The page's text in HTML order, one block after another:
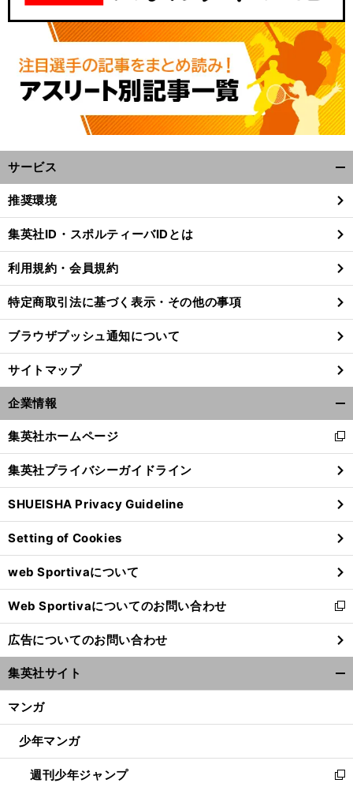
サービス
閉
る
推奨環境
集英社ID・スポルティーバIDとは
利用規約・会員規約
特定商取引法に基づく表示・その他の事項
ブラウザプッシュ通知について
サイトマップ
企業情報
閉
る
集英社ホームページ
新
し
い
ウ
ィ
ン
ド
ウ
で
開
く
集英社プライバシーガイドライン
SHUEISHA Privacy Guideline
Setting of Cookies
web Sportivaについて
Web Sportivaについてのお問い合わせ
新
し
い
ウ
ィ
ン
ウ
開
く
広告についてのお問い合わせ
集英社サイト
マンガ
少年マンガ
週刊少年ジャンプ
新